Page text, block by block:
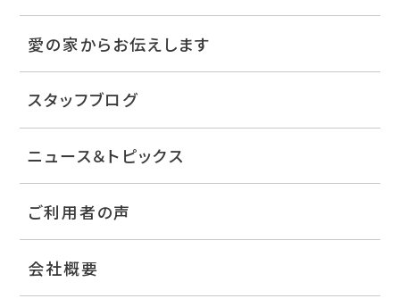
愛の家からお伝えします
スタッフブログ
ニュース＆トピックス
ご利用者の声
会社概要